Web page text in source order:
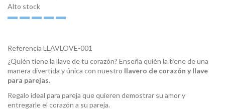
Alto stock
Referencia LLAVLOVE-001
¿Quién tiene la llave de tu corazón? Enseña quién la tiene de una
manera divertida y única con nuestro llavero de corazón y llave
para parejas.
Regalo ideal para pareja que quieren demostrar su amor y
entregarle el corazón a su pareja.